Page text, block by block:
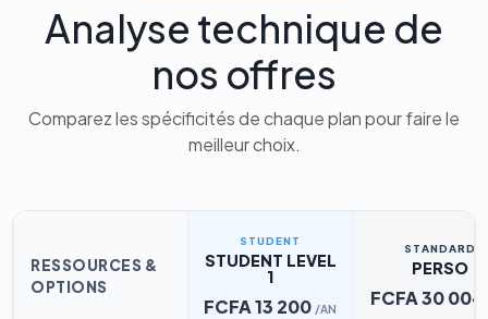
Analyse technique de
nos offres
Comparez les spécificités de chaque plan pour faire le
meilleur choix.
RESSOURCES &
OPTIONS
STUDENT
STUDENT LEVEL
1
FCFA 13 200 /AN
STANDARD
PERSO
FCFA 30 004